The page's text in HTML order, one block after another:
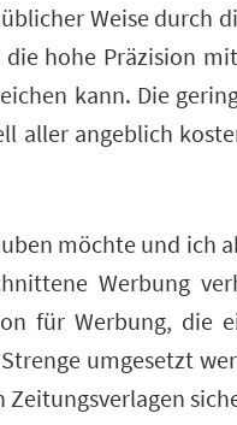
Weise durch
hohe Präzision
kann. Die
aller angeblich
möchte und ich
Werbung
für Werbung, die
umgesetzt